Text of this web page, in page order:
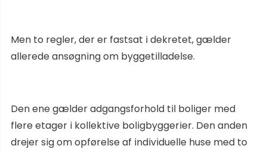
Men to regler, der er fastsat i dekretet, gælder
allerede ansøgning om byggetilladelse.
Den ene gælder adgangsforhold til boliger med
flere etager i kollektive boligbyggerier. Den anden
drejer sig om opførelse af individuelle huse med to